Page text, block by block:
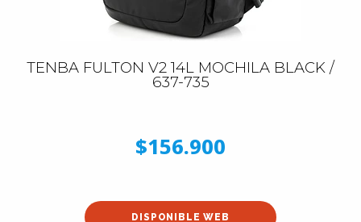
TENBA FULTON V2 14L MOCHILA BLACK /
637-735
$156.900
DISPONIBLE WEB